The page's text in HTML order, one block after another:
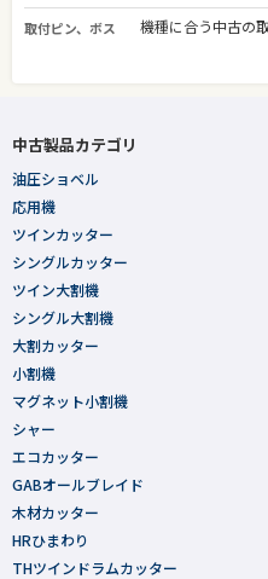
取付ピン、ボス 機種に合う中古の
中古製品カテゴリ
油圧ショベル
応用機
ツインカッター
シングルカッター
ツイン大割機
シングル大割機
大割カッター
小割機
マグネット小割機
シャー
エコカッター
GABオールブレイド
木材カッター
HRひまわり
THツインドラムカッター